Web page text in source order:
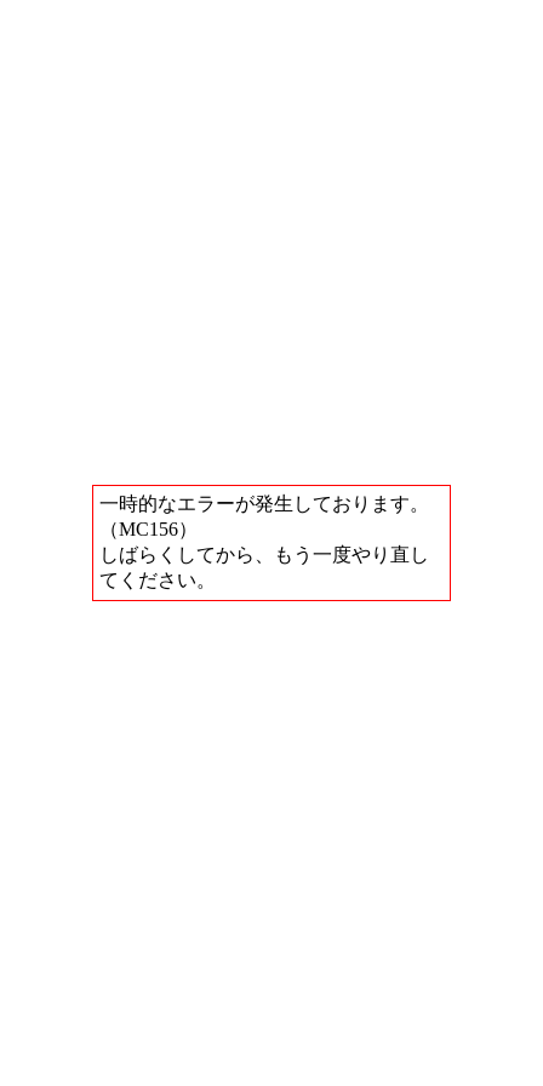
一時的なエラーが発生しております。
（MC156）
しばらくしてから、もう一度やり直し
てください。